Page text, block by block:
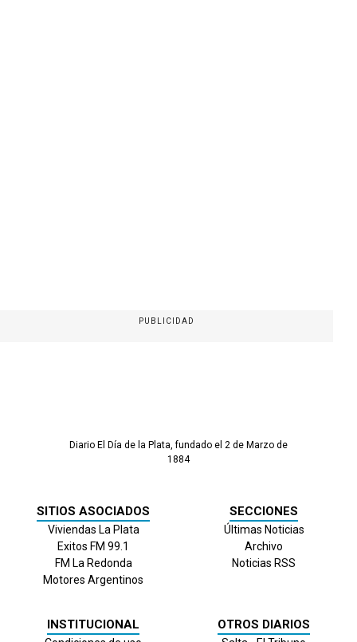
PUBLICIDAD
Diario El Día de la Plata, fundado el 2 de Marzo de
1884
SITIOS ASOCIADOS
Viviendas La Plata
Exitos FM 99.1
FM La Redonda
Motores Argentinos
SECCIONES
Últimas Noticias
Archivo
Noticias RSS
INSTITUCIONAL OTROS DIARIOS